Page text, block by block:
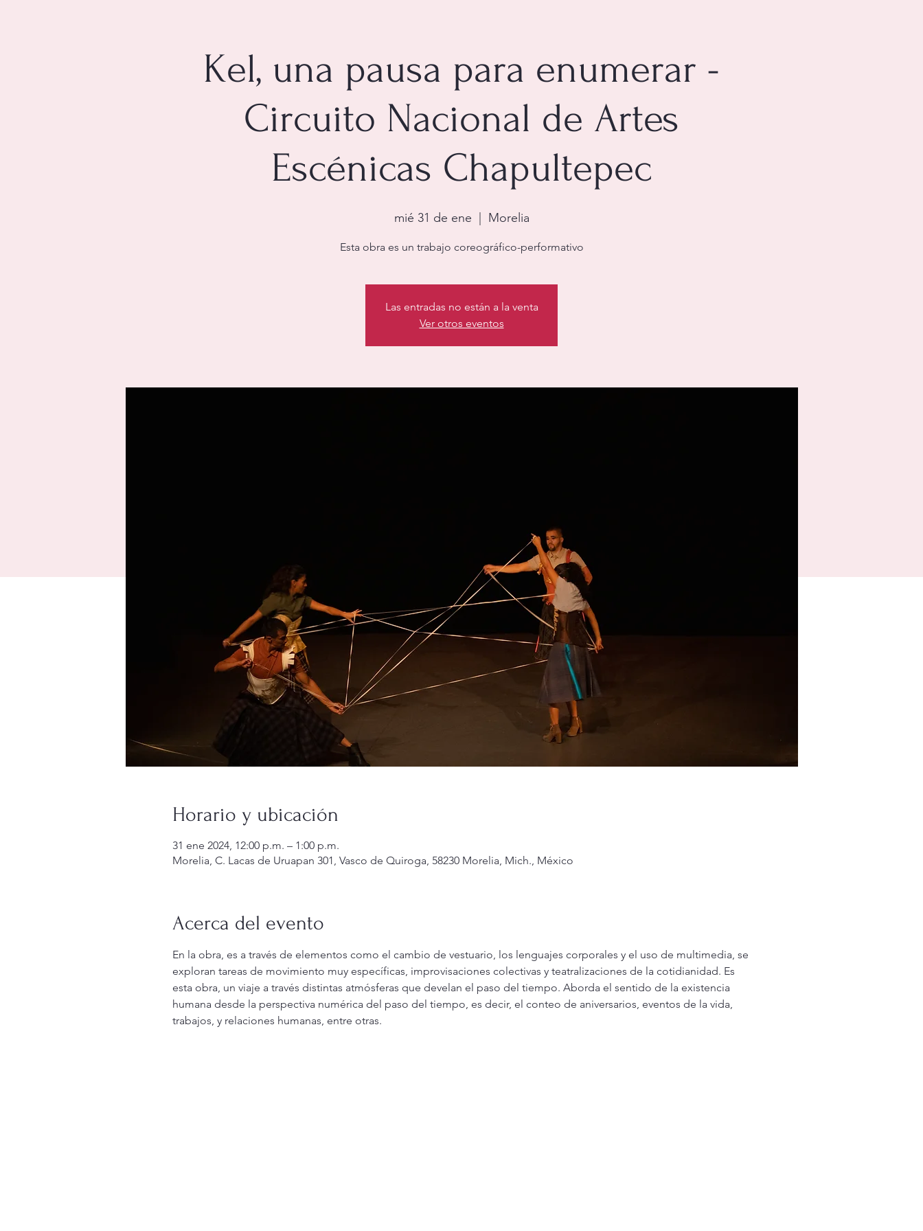
Kel, una pausa para enumerar -
Circuito Nacional de Artes
Escénicas Chapultepec
mié 31 de ene Morelia
Esta obra es un trabajo coreográfico-performativo
Las entradas no están a la venta
Ver otros eventos
Horario y ubicación
31 ene 2024, 12:00 p.m. – 1:00 p.m.
Morelia, C. Lacas de Uruapan 301, Vasco de Quiroga, 58230 Morelia, Mich., México
Acerca del evento
En la obra, es a través de elementos como el cambio de vestuario, los lenguajes corporales y el uso de multimedia, se
exploran tareas de movimiento muy específicas, improvisaciones colectivas y teatralizaciones de la cotidianidad. Es
esta obra, un viaje a través distintas atmósferas que develan el paso del tiempo. Aborda el sentido de la existencia
humana desde la perspectiva numérica del paso del tiempo, es decir, el conteo de aniversarios, eventos de la vida,